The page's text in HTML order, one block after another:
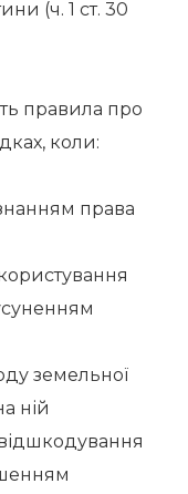
(ч. 1 ст. 30
правила про
коли:
права
земельної
ній